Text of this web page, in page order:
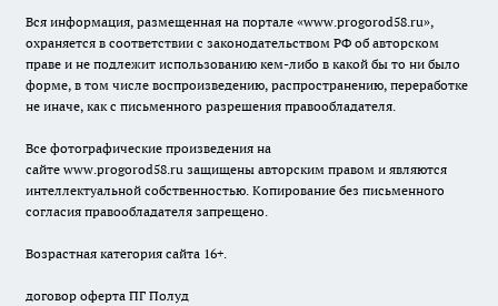
Вся информация, размещенная на портале «www.progorod58.ru»,
охраняется в соответствии с законодательством РФ об авторском
праве и не подлежит использованию кем-либо в какой бы то ни было
форме, в том числе воспроизведению, распространению, переработке
не иначе, как с письменного разрешения правообладателя.
Все фотографические произведения на
сайте www.progorod58.ru защищены авторским правом и являются
интеллектуальной собственностью. Копирование без письменного
согласия правообладателя запрещено.
Возрастная категория сайта 16+.
договор оферта ПГ Полуд